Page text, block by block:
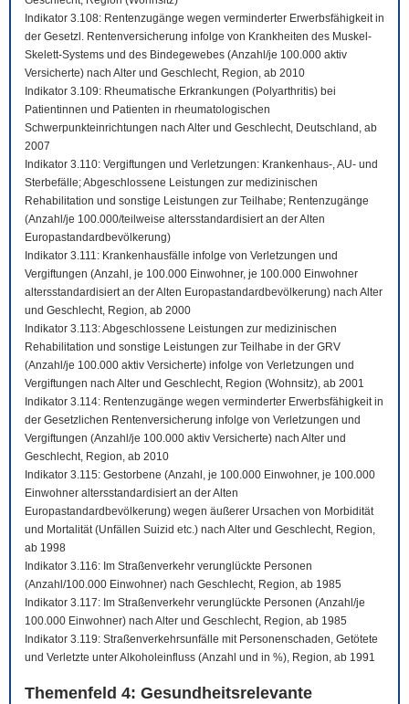
Indikator 3.108: Rentenzugänge wegen verminderter Erwerbsfähigkeit in
der Gesetzl. Rentenversicherung infolge von Krankheiten des Muskel-
Skelett-Systems und des Bindegewebes (Anzahl/je 100.000 aktiv
Versicherte) nach Alter und Geschlecht, Region, ab 2010
Indikator 3.109: Rheumatische Erkrankungen (Polyarthritis) bei
Patientinnen und Patienten in rheumatologischen
Schwerpunkteinrichtungen nach Alter und Geschlecht, Deutschland, ab
2007
Indikator 3.110: Vergiftungen und Verletzungen: Krankenhaus-, AU- und
Sterbefälle; Abgeschlossene Leistungen zur medizinischen
Rehabilitation und sonstige Leistungen zur Teilhabe; Rentenzugänge
(Anzahl/je 100.000/teilweise altersstandardisiert an der Alten
Europastandardbevölkerung)
Indikator 3.111: Krankenhausfälle infolge von Verletzungen und
Vergiftungen (Anzahl, je 100.000 Einwohner, je 100.000 Einwohner
altersstandardisiert an der Alten Europastandardbevölkerung) nach Alter
und Geschlecht, Region, ab 2000
Indikator 3.113: Abgeschlossene Leistungen zur medizinischen
Rehabilitation und sonstige Leistungen zur Teilhabe in der GRV
(Anzahl/je 100.000 aktiv Versicherte) infolge von Verletzungen und
Vergiftungen nach Alter und Geschlecht, Region (Wohnsitz), ab 2001
Indikator 3.114: Rentenzugänge wegen verminderter Erwerbsfähigkeit in
der Gesetzlichen Rentenversicherung infolge von Verletzungen und
Vergiftungen (Anzahl/je 100.000 aktiv Versicherte) nach Alter und
Geschlecht, Region, ab 2010
Indikator 3.115: Gestorbene (Anzahl, je 100.000 Einwohner, je 100.000
Einwohner altersstandardisiert an der Alten
Europastandardbevölkerung) wegen äußerer Ursachen von Morbidität
und Mortalität (Unfällen Suizid etc.) nach Alter und Geschlecht, Region,
ab 1998
Indikator 3.116: Im Straßenverkehr verunglückte Personen
(Anzahl/100.000 Einwohner) nach Geschlecht, Region, ab 1985
Indikator 3.117: Im Straßenverkehr verunglückte Personen (Anzahl/je
100.000 Einwohner) nach Alter und Geschlecht, Region, ab 1985
Indikator 3.119: Straßenverkehrsunfälle mit Personenschaden, Getötete
und Verletzte unter Alkoholeinfluss (Anzahl und in %), Region, ab 1991
Themenfeld 4: Gesundheitsrelevante